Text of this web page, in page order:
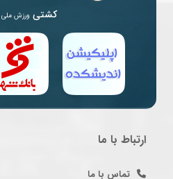
کشتی ورزش ملی
ارتباط با ما
تماس با ما